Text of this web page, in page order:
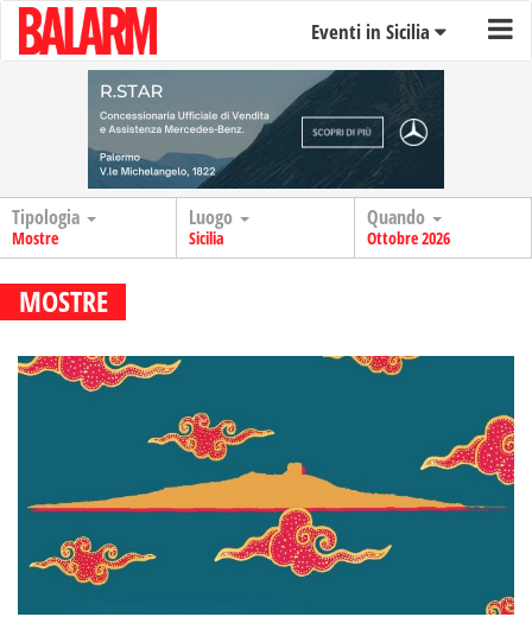
Eventi in Sicilia
Tipologia
Mostre
Luogo
Sicilia
Quando
Ottobre 2026
MOSTRE